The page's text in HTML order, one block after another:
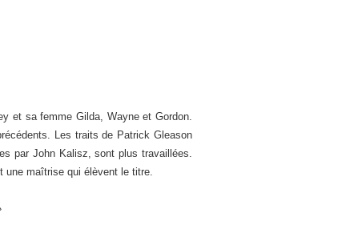
et sa femme Gilda, Wayne et Gordon.
Les traits de Patrick Gleason
par John Kalisz, sont plus travaillées.
une maîtrise qui élèvent le titre.